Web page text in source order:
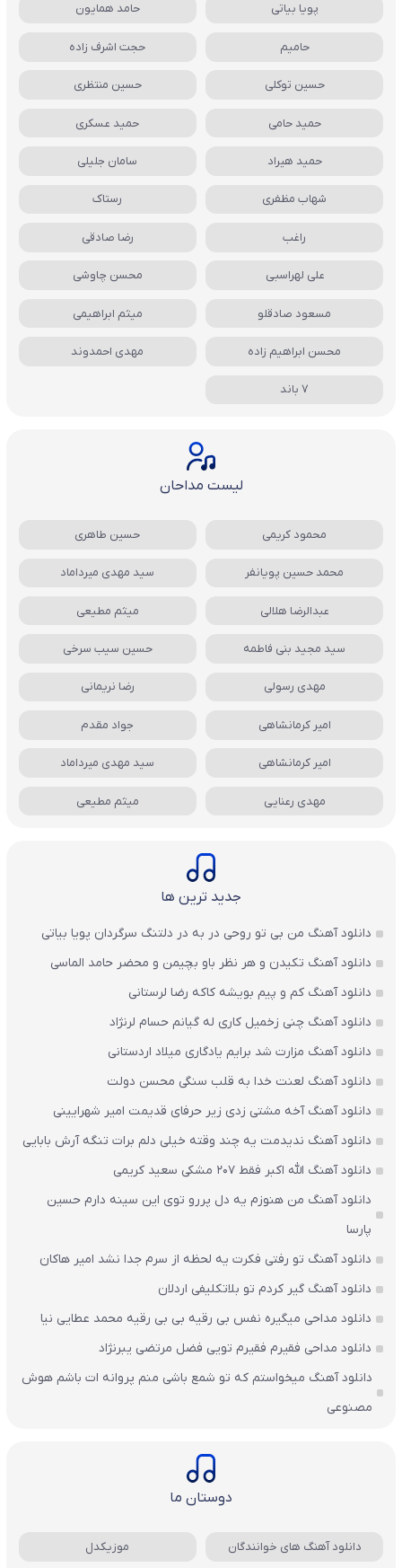
پویا بیاتی حامد همایون
حامیم حجت اشرف زاده
حسین توکلی حسین منتظری
حمید حامی حمید عسکری
حمید هیراد سامان جلیلی
شهاب مظفری رستاک
راغب رضا صادقی
علی لهراسبی محسن چاوشی
مسعود صادقلو میثم ابراهیمی
محسن ابراهیم زاده مهدی احمدوند
7 باند
لیست مداحان
محمود کریمی حسین طاهری
محمد حسین پویانفر سید مهدی میرداماد
عبدالرضا هلالی میثم مطیعی
سید مجید بنی فاطمه حسین سیب سرخی
مهدی رسولی رضا نریمانی
امیر کرمانشاهی جواد مقدم
امیر کرمانشاهی سید مهدی میرداماد
مهدی رعنایی میثم مطیعی
جدید ترین ها
دانلود آهنگ من بی تو روحی در به در دلتنگ سرگردان پویا بیاتی
دانلود آهنگ تکیدن و هر نظر باو بچیمن و محضر حامد الماسی
دانلود آهنگ کم و پیم بویشه کاکه رضا لرستانی
دانلود آهنگ چنی زخمیل کاری له گیانم حسام لرنژاد
دانلود آهنگ مزارت شد برایم یادگاری میلاد اردستانی
دانلود آهنگ لعنت خدا به قلب سنگی محسن دولت
دانلود آهنگ آخه مشتی زدی زیر حرفای قدیمت امیر شهرایینی
دانلود آهنگ ندیدمت یه چند وقته خیلی دلم برات تنگه آرش بابایی
دانلود آهنگ الله اکبر فقط 207 مشکی سعید کریمی
دانلود آهنگ من هنوزم یه دل پررو توی این سینه دارم حسین
پارسا
دانلود آهنگ تو رفتی فکرت یه لحظه از سرم جدا نشد امیر هاکان
دانلود آهنگ گیر کردم تو بلاتکلیفی اردلان
دانلود مداحی میگیره نفس بی رقیه بی بی رقیه محمد عطایی نیا
دانلود مداحی فقیرم فقیرم تویی فضل مرتضی یبرنژاد
دانلود آهنگ میخواستم که تو شمع باشی منم پروانه ات باشم هوش
مصنوعی
دوستان ما
دانلود آهنگ های خوانندگان موزیکدل